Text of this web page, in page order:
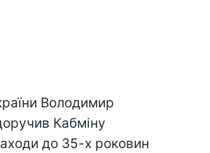
Володимир
Кабміну
до 35-х роковин